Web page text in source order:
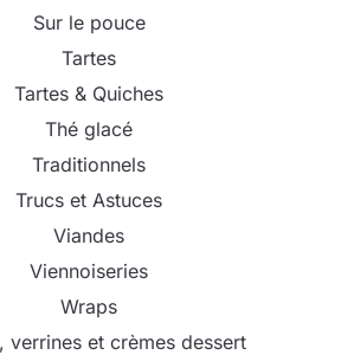
Sur le pouce
Tartes
Tartes & Quiches
Thé glacé
Traditionnels
Trucs et Astuces
Viandes
Viennoiseries
Wraps
verrines et crèmes dessert